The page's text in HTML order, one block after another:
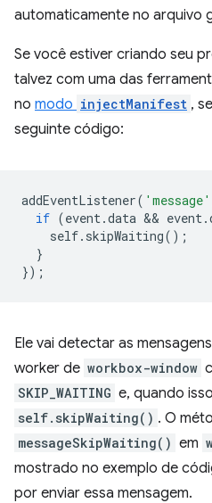
automaticamente no arquivo
Se você estiver criando seu
talvez com uma das
no modo injectManifest ,
seguinte código:
addEventListener( 'message'
if (event.data && event.
self. skipWaiting();
}
});
Ele vai detectar as
worker de workbox-window
SKIP_WAITING e, quando
self.skipWaiting() . O
messageSkipWaiting() em
mostrado no exemplo de
por enviar essa mensagem.